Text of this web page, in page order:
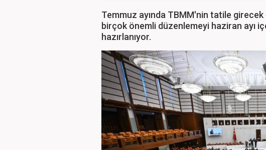
Temmuz ayında TBMM'nin tatile
birçok önemli düzenlemeyi haziran ayı
hazırlanıyor.